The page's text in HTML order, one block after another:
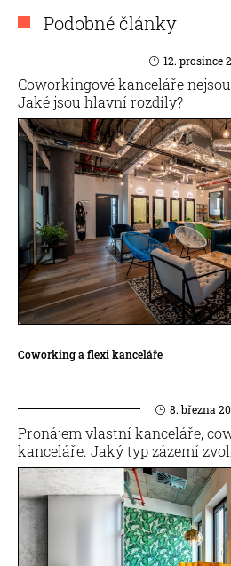
Podobné články
12. prosince
Coworkingové kanceláře
Jaké jsou hlavní rozdíly?
Coworking a flexi kanceláře
8. března
Pronájem vlastní kanceláře,
kanceláře. Jaký typ zázemí